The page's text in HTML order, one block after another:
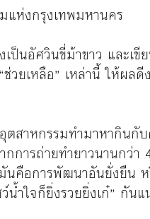
ห่งกรุงเทพมหานคร
ป็นอัศวินขี่ม้าขาว และเ
ยเหลือ” เหล่านี้ ให้ผลดี
ตสาหกรรมทำมาหากินกั
ารถ่ายทำยาวนานกว่า
คือการพัฒนาอันยั่งยืน ห
ำใจก็ยิ่งรวยยิ่งเก๋” กันแ